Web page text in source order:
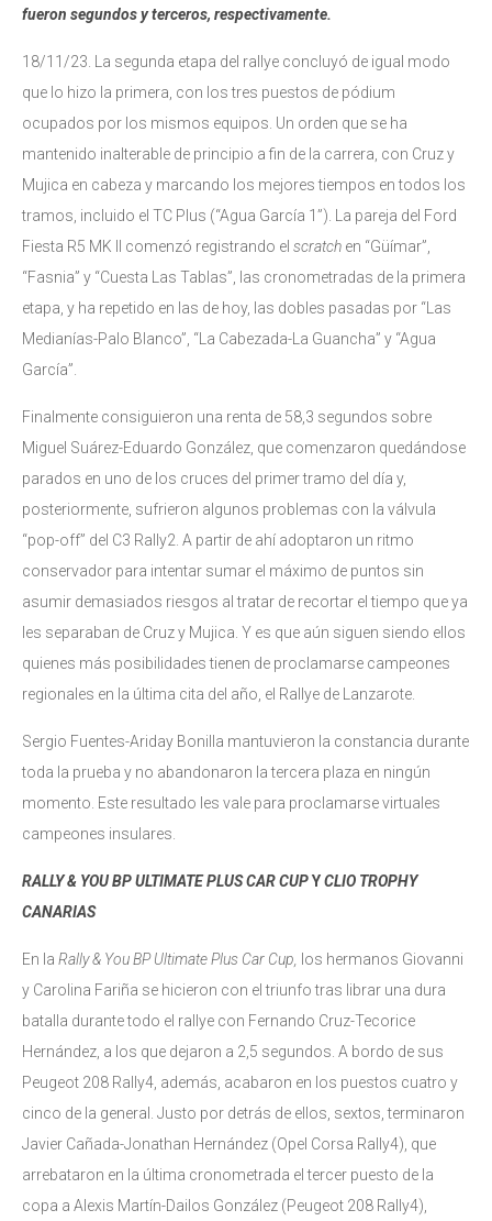
fueron segundos y terceros, respectivamente.
18/11/23. La segunda etapa del rallye concluyó de igual modo
que lo hizo la primera, con los tres puestos de pódium
ocupados por los mismos equipos. Un orden que se ha
mantenido inalterable de principio a fin de la carrera, con Cruz y
Mujica en cabeza y marcando los mejores tiempos en todos los
tramos, incluido el TC Plus (“Agua García 1”). La pareja del Ford
Fiesta R5 MK II comenzó registrando el scratch en “Güímar”,
“Fasnia” y “Cuesta Las Tablas”, las cronometradas de la primera
etapa, y ha repetido en las de hoy, las dobles pasadas por “Las
Medianías-Palo Blanco”, “La Cabezada-La Guancha” y “Agua
García”.
Finalmente consiguieron una renta de 58,3 segundos sobre
Miguel Suárez-Eduardo González, que comenzaron quedándose
parados en uno de los cruces del primer tramo del día y,
posteriormente, sufrieron algunos problemas con la válvula
“pop-off” del C3 Rally2. A partir de ahí adoptaron un ritmo
conservador para intentar sumar el máximo de puntos sin
asumir demasiados riesgos al tratar de recortar el tiempo que ya
les separaban de Cruz y Mujica. Y es que aún siguen siendo ellos
quienes más posibilidades tienen de proclamarse campeones
regionales en la última cita del año, el Rallye de Lanzarote.
Sergio Fuentes-Ariday Bonilla mantuvieron la constancia durante
toda la prueba y no abandonaron la tercera plaza en ningún
momento. Este resultado les vale para proclamarse virtuales
campeones insulares.
RALLY & YOU BP ULTIMATE PLUSCARCUPYCLIO TROPHY
CANARIAS
En la Rally & You BP Ultimate Plus Car Cup
los hermanos Giovanni
y Carolina Fariña se hicieron con el triunfo tras librar una dura
batalla durante todo el rallye con Fernando Cruz-Tecorice
Hernández, a los que dejaron a 2,5 segundos. A bordo de sus
Peugeot 208 Rally4, además, acabaron en los puestos cuatro y
cinco de la general. Justo por detrás de ellos, sextos, terminaron
Javier Cañada-Jonathan Hernández (Opel Corsa Rally4), que
arrebataron en la última cronometrada el tercer puesto de la
copa a Alexis Martín-Dailos González (Peugeot 208 Rally4),